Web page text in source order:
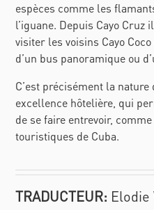
espèces comme les
l’iguane. Depuis Cayo
visiter les voisins Cayo
d’un bus panoramique ou
C’est précisément la nature
excellence hôtelière, qui
de se faire entrevoir,
touristiques de Cuba.
TRADUCTEUR: Elodie